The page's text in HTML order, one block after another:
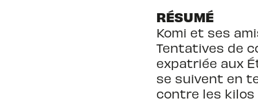
RÉSUMÉ
Komi et ses
Tentatives de
expatriée aux
se suivent en
contre les kilos